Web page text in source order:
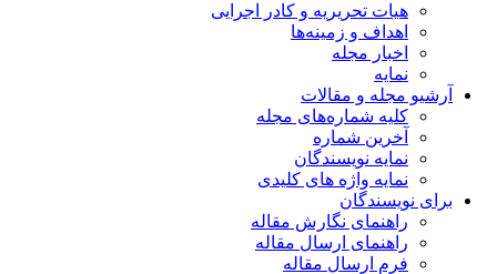
هیات تحریریه و کادر اجرایی
اهداف و زمینه‌ها
اخبار مجله
نمایه
آرشیو مجله و مقالات
کلیه شماره‌های مجله
آخرین شماره
نمایه نویسندگان
نمایه واژه های کلیدی
برای نویسندگان
راهنمای نگارش مقاله
راهنمای ارسال مقاله
فرم ارسال مقاله